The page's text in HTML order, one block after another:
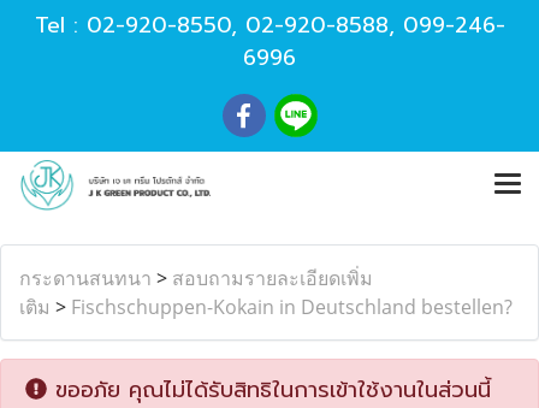
Tel : 02-920-8550, 02-920-8588, 099-246-
6996
กระดานสนทนา > สอบถามรายละเอียดเพิ่ม
เติม > Fischschuppen-Kokain in Deutschland bestellen?
ขออภัย คุณไม่ได้รับสิทธิในการเข้าใช้งานในส่วนนี้